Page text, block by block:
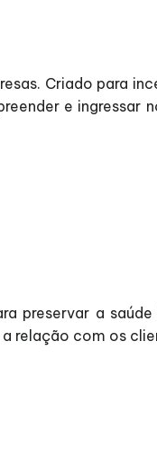
Criado para
e ingressar
preservar a
relação com os